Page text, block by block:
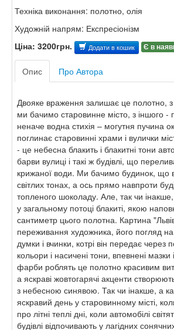
Техніка виконання: полотно, олія
Художній напрям: Експресіонізм
Ціна: 3200грн.
Додати в кошик Є в
Опис Про Автора
Двояке враження залишає це полотно, з
ми бачимо старовинне місто, з іншого
неначе водна стихія – могутня пучина
поглинає старовинні храми і вулички
- це небесна блакить і блакитні тони
барви вулиці і такі ж будівлі, що
крижаної води. Ми бачимо будинок, що
світлих тонах, а ось прямо навпроти
топленого шоколаду. Але, так чи
у загальному потоці блакиті, якою
сантиметр цього полотна. Картина
переживання художника, його погляд
думки і вчинки, котрі він передає через
кольори і насичені тони, впевнені
фарби роблять це полотно красивим
а яскраві жовтогарячі акценти
з небесною синявою. Так чи інакше, а
яскравий день у старовинному місті,
про літні теплі дні, коли автомобілі
будівлі відпочивають у лагідних